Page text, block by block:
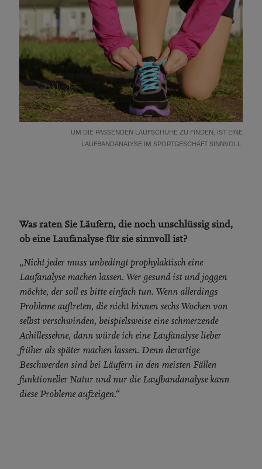
UM DIE PASSENDEN LAUFSCHUHE ZU FINDEN, IST EINE
LAUFBANDANALYSE IM SPORTGESCHÄFT SINNVOLL.
Was raten Sie Läufern, die noch unschlüssig sind,
ob eine Laufanalyse für sie sinnvoll ist?
„Nicht jeder muss unbedingt prophylaktisch eine
Laufanalyse machen lassen. Wer gesund ist und joggen
möchte, der soll es bitte einfach tun. Wenn allerdings
Probleme auftreten, die nicht binnen sechs Wochen von
selbst verschwinden, beispielsweise eine schmerzende
Achillessehne, dann würde ich eine Laufanalyse lieber
früher als später machen lassen. Denn derartige
Beschwerden sind bei Läufern in den meisten Fällen
funktioneller Natur und nur die Laufbandanalyse kann
diese Probleme aufzeigen.“